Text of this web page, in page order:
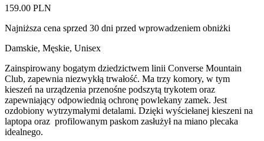
159.00 PLN
Najniższa cena sprzed 30 dni przed wprowadzeniem obniżki
Damskie, Męskie, Unisex
Zainspirowany bogatym dziedzictwem linii Converse Mountain
Club, zapewnia niezwykłą trwałość. Ma trzy komory, w tym
kieszeń na urządzenia przenośne podszytą trykotem oraz
zapewniający odpowiednią ochronę powlekany zamek. Jest
ozdobiony wytrzymałymi detalami. Dzięki wyściełanej kieszeni na
laptopa oraz profilowanym paskom zasłużył na miano plecaka
idealnego.